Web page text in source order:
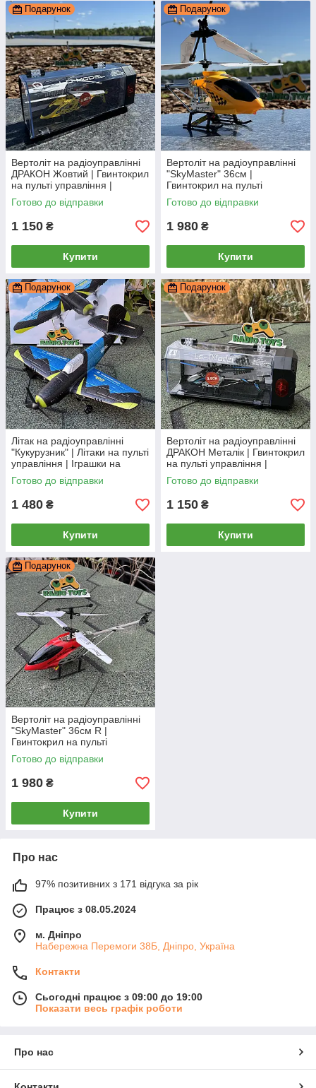
Подарунок
Вертоліт на радіоуправлінні
ДРАКОН Жовтий | Гвинтокрил
на пульті управління |
Гелікоптер на радіокеруванні
Готово до відправки
1 150 ₴
Купити
Подарунок
Вертоліт на радіоуправлінні
"SkyMaster" 36см |
Гвинтокрил на пульті
управління | Гелікоптер на
радіокеруванні
Готово до відправки
1 980 ₴
Купити
Подарунок
Літак на радіоуправлінні
"Кукурузник" | Літаки на пульті
управління | Іграшки на
радіокеруванні
Готово до відправки
1 480 ₴
Купити
Подарунок
Вертоліт на радіоуправлінні
ДРАКОН Металік | Гвинтокрил
на пульті управління |
Гелікоптер на радіокеруванні
Готово до відправки
1 150 ₴
Купити
Подарунок
Вертоліт на радіоуправлінні
"SkyMaster" 36см R |
Гвинтокрил на пульті
управління | Гелікоптер на
радіокеруванні
Готово до відправки
1 980 ₴
Купити
Про нас
97% позитивних з 171 відгука за рік
Працює з 08.05.2024
м. Дніпро
Набережна Перемоги 38Б, Дніпро, Україна
Контакти
Сьогодні працює з 09:00 до 19:00
Показати весь графік роботи
Про нас